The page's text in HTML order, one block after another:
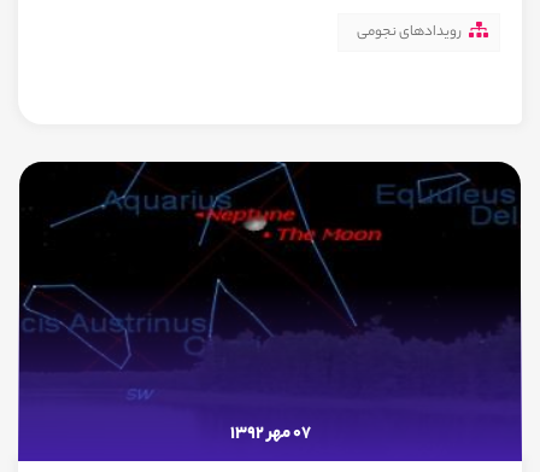
رویدادهای نجومی
07 مهر 1392